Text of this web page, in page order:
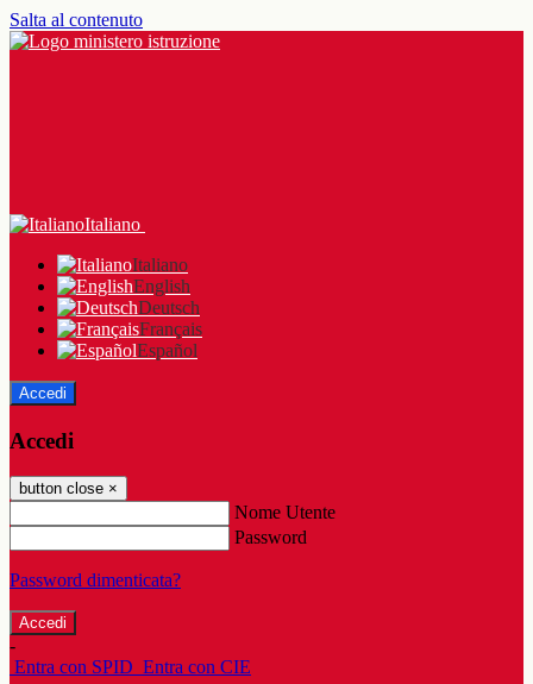
Salta al contenuto
Italiano
Italiano
English
Deutsch
Français
Español
Accedi
Accedi
button close ×
Nome Utente
Password
Password dimenticata?
-
Entra con SPID Entra con CIE